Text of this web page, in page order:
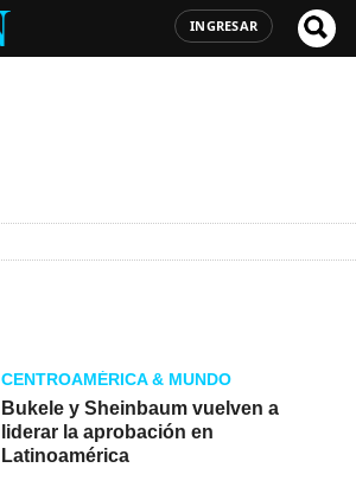
INGRESAR
CENTROAMÉRICA & MUNDO
Bukele y Sheinbaum vuelven a
liderar la aprobación en
Latinoamérica